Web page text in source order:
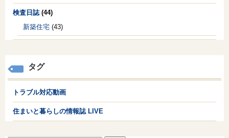
検査日誌 (44)
新築住宅 (43)
タグ
トラブル対応動画
住まいと暮らしの情報誌 LIVE